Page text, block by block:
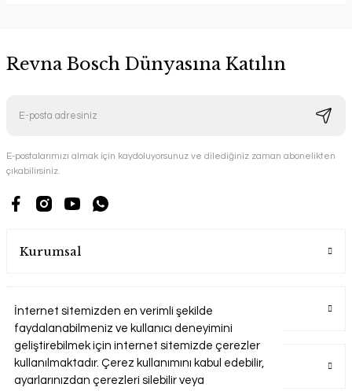
İnternet sitemizden en verimli şekilde
faydalanabilmeniz ve kullanıcı deneyimini
geliştirebilmek için internet sitemizde çerezler
kullanılmaktadır. Çerez kullanımını kabul edebilir,
ayarlarınızdan çerezleri silebilir veya
Revna Bosch Dünyasına Katılın
E-postalarımızı almak için kaydoluyorsunuz ve dilediğiniz zaman abonelikten
çıkabilirsiniz.
Kurumsal
Alışveriş
Üyelik